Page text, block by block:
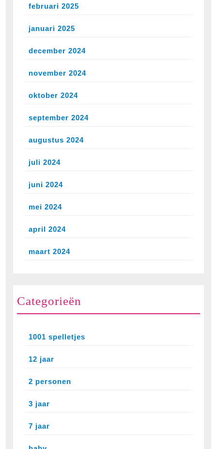
februari 2025
januari 2025
december 2024
november 2024
oktober 2024
september 2024
augustus 2024
juli 2024
juni 2024
mei 2024
april 2024
maart 2024
Categorieën
1001 spelletjes
12 jaar
2 personen
3 jaar
7 jaar